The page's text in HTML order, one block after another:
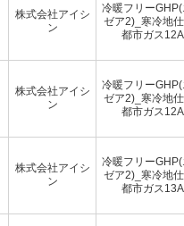
株式会社アイシ
ン
冷暖フリー
ゼア2)_寒冷地
都市ガス12A
株式会社アイシ
ン
冷暖フリー
ゼア2)_寒冷地
都市ガス12A
株式会社アイシ
ン
冷暖フリー
ゼア2)_寒冷地
都市ガス13A